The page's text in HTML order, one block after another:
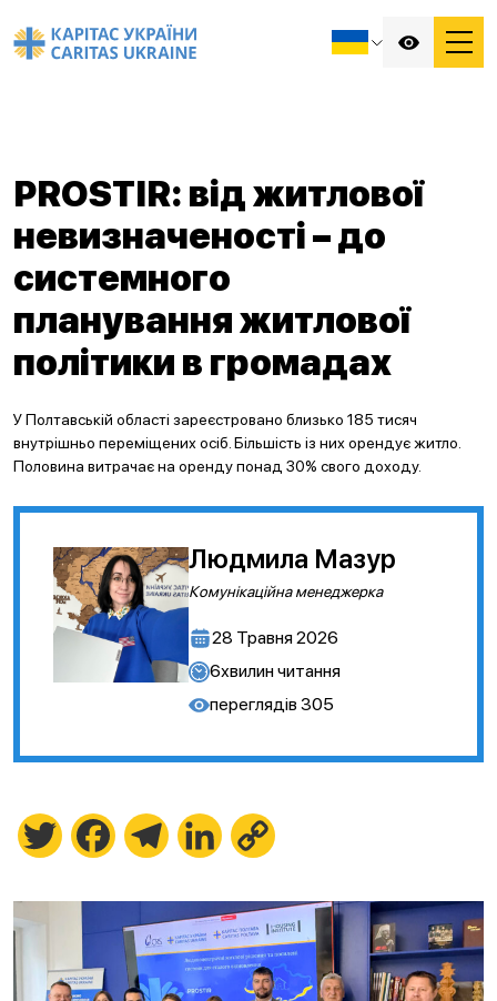
PROSTIR: від житлової
невизначеності – до
системного
планування житлової
політики в громадах
У Полтавській області зареєстровано близько 185 тисяч
внутрішньо переміщених осіб. Більшість із них орендує житло.
Половина витрачає на оренду понад 30% свого доходу.
Людмила Мазур
Комунікаційна менеджерка
28 Травня 2026
6хвилин читання
переглядів 305
Twitter FacebookTelegramLinkedIn